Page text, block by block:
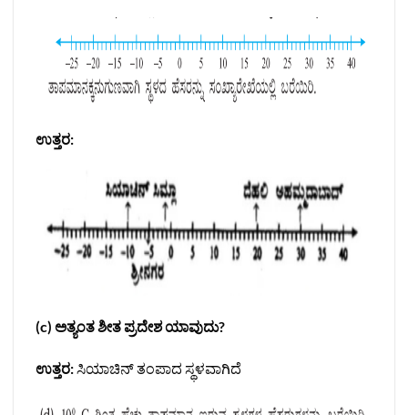
ಉತ್ತರ:
(c) ಅತ್ಯಂತ ಶೀತ ಪ್ರದೇಶ ಯಾವುದು?
ಉತ್ತರ:ಸಿಯಾಚಿನ್ ತಂಪಾದ ಸ್ಥಳವಾಗಿದೆ